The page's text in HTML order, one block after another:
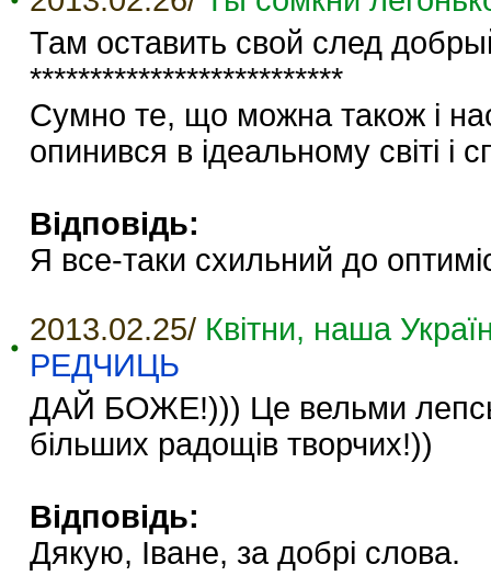
Там оставить свой след
**************************
Сумно те, що можна також і
опинився в ідеальному світі і
Відповідь:
Я все-таки схильний до
2013.02.25/ Квітни, наша
РЕДЧИЦЬ
ДАЙ БОЖЕ!))) Це вельми
більших радощів творчих!))
Відповідь:
Дякую, Іване, за добрі слова.